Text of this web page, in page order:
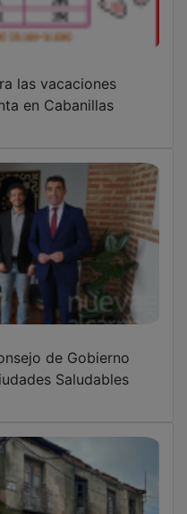
en Cabanillas
Saludables